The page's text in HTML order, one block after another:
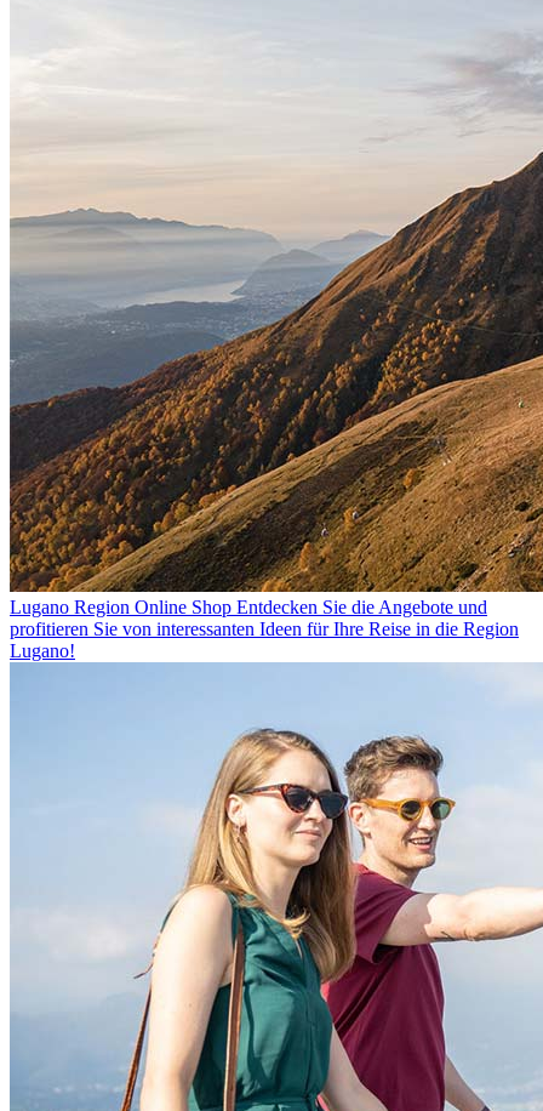
Lugano Region Online Shop Entdecken Sie die Angebote und
profitieren Sie von interessanten Ideen für Ihre Reise in die Region
Lugano!